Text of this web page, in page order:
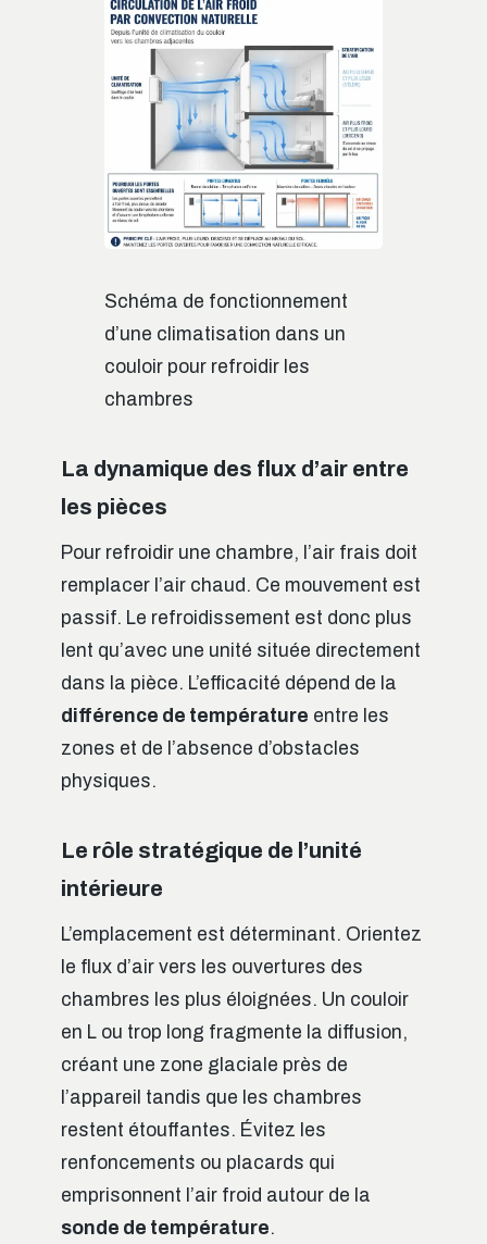
Schéma de fonctionnement
d’une climatisation dans un
couloir pour refroidir les
chambres
La dynamique des flux d’air entre
les pièces
Pour refroidir une chambre, l’air frais doit
remplacer l’air chaud. Ce mouvement est
passif. Le refroidissement est donc plus
lent qu’avec une unité située directement
dans la pièce. L’efficacité dépend de la
différence de température entre les
zones et de l’absence d’obstacles
physiques.
Le rôle stratégique de l’unité
intérieure
L’emplacement est déterminant. Orientez
le flux d’air vers les ouvertures des
chambres les plus éloignées. Un couloir
en L ou trop long fragmente la diffusion,
créant une zone glaciale près de
l’appareil tandis que les chambres
restent étouffantes. Évitez les
renfoncements ou placards qui
emprisonnent l’air froid autour de la
sonde de température.